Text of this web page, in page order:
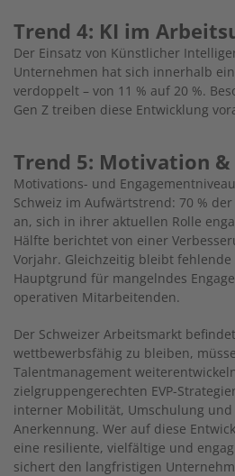
Trend 4: KI im
Der Einsatz von Künstlicher
Unternehmen hat sich innerhalb
verdoppelt – von 11 % auf 20 %.
Gen Z treiben diese Entwicklung
Trend 5: Motivation &
Motivations- und
Schweiz im Aufwärtstrend: 70 %
an, sich in ihrer aktuellen Rolle
Hälfte berichtet von einer
Vorjahr. Gleichzeitig bleibt
Hauptgrund für mangelndes
operativen Mitarbeitenden.
Der Schweizer Arbeitsmarkt
wettbewerbsfähig zu bleiben,
Talentmanagement
zielgruppengerechten EVP-
interner Mobilität, Umschulung
Anerkennung. Wer auf diese
eine resiliente, vielfältige und
sichert den langfristigen